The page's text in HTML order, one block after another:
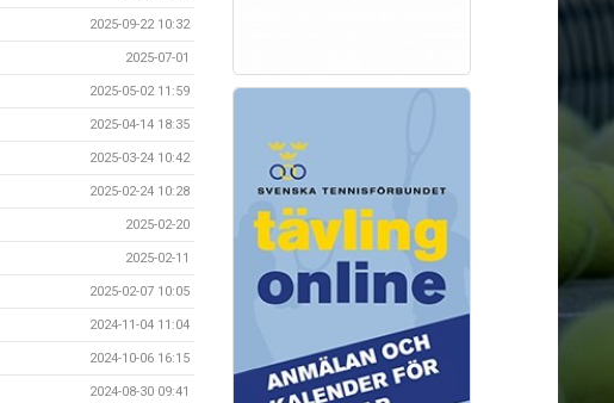
2025-09-22 10:32
2025-07-01
2025-05-02 11:59
2025-04-14 18:35
2025-03-24 10:42
2025-02-24 10:28
2025-02-20
2025-02-11
2025-02-07 10:05
2024-11-04 11:04
2024-10-06 16:15
2024-08-30 09:41